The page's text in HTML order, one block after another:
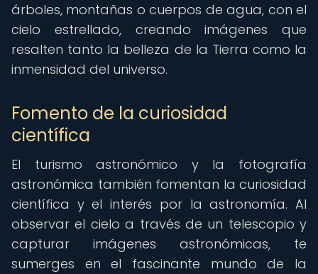
árboles, montañas o cuerpos de agua, con el
cielo estrellado, creando imágenes que
resalten tanto la belleza de la Tierra como la
inmensidad del universo.
Fomento de la curiosidad
científica
El turismo astronómico y la fotografía
astronómica también fomentan la curiosidad
científica y el interés por la astronomía. Al
observar el cielo a través de un telescopio y
capturar imágenes astronómicas, te
sumerges en el fascinante mundo de la